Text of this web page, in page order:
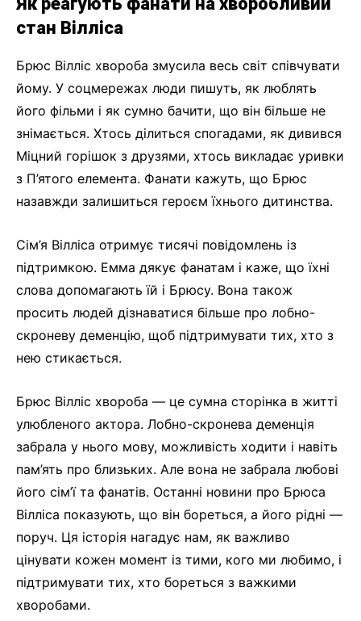
стан Вілліса
Брюс Вілліс хвороба змусила весь світ співчувати
йому. У соцмережах люди пишуть, як люблять
його фільми і як сумно бачити, що він більше не
знімається. Хтось ділиться спогадами, як дивився
Міцний горішок з друзями, хтось викладає уривки
з П’ятого елемента. Фанати кажуть, що Брюс
назавжди залишиться героєм їхнього дитинства.
Сім’я Вілліса отримує тисячі повідомлень із
підтримкою. Емма дякує фанатам і каже, що їхні
слова допомагають їй і Брюсу. Вона також
просить людей дізнаватися більше про лобно-
скроневу деменцію, щоб підтримувати тих, хто з
нею стикається.
Брюс Вілліс хвороба — це сумна сторінка в житті
улюбленого актора. Лобно-скронева деменція
забрала у нього мову, можливість ходити і навіть
пам’ять про близьких. Але вона не забрала любові
його сім’ї та фанатів. Останні новини про Брюса
Вілліса показують, що він бореться, а його рідні —
поруч. Ця історія нагадує нам, як важливо
цінувати кожен момент із тими, кого ми любимо, і
підтримувати тих, хто бореться з важкими
хворобами.